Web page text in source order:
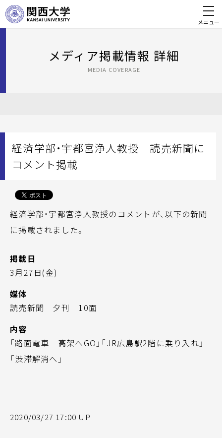
メニュー
メディア掲載情報 詳細
MEDIA COVERAGE
経済学部・宇都宮浄人教授 読売新聞に
コメント掲載
経済学部・宇都宮浄人教授のコメントが、以下の新聞
に掲載されました。
掲載日
3月27日(金)
媒体
読売新聞 夕刊 10面
内容
「路面電車 高架へGO」「JR広島駅2階に乗り入れ」
「渋滞解消へ」
2020/03/27 17:00 UP